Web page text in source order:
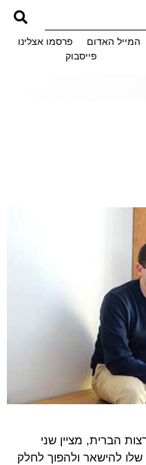
המייל האדום
פרסמו אצלינו
פייסבוק
מארצות הברית, מציין שני
שלו להישאר ולהפוך לחלק